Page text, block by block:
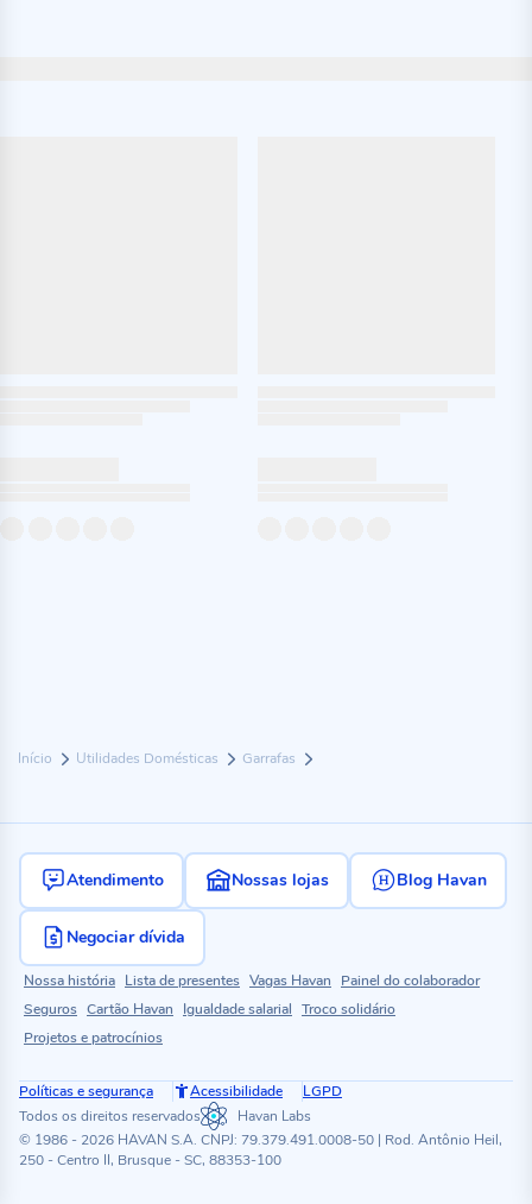
Início Utilidades Domésticas Garrafas
Atendimento Nossas lojas Blog Havan
Negociar dívida
Nossa história Lista de presentes Vagas Havan
Painel do colaborador
Seguros Cartão Havan Igualdade salarial Troco solidário
Projetos e patrocínios
Políticas e segurança Acessibilidade
LGPD
Todos os direitos reservados
Havan Labs
© 1986 - 2026 HAVAN S.A. CNPJ: 79.379.491.0008-50 | Rod. Antônio Heil,
250 - Centro II, Brusque - SC, 88353-100